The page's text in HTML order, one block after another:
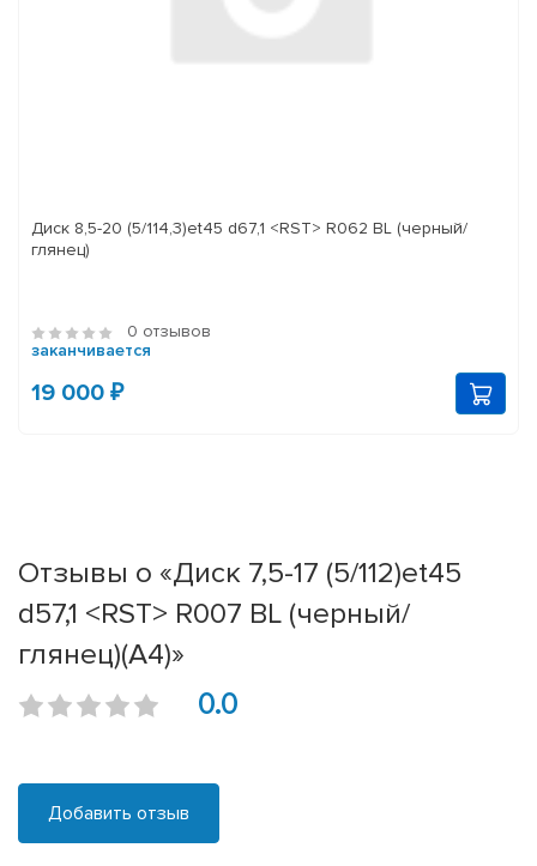
Диск 8,5-20 (5/114,3)et45 d67,1 <RST> R062 BL (черный/
глянец)
0 отзывов
заканчивается
19 000 ₽
Отзывы о «Диск 7,5-17 (5/112)et45
d57,1 <RST> R007 BL (черный/
глянец)(A4)»
0.0
Добавить отзыв